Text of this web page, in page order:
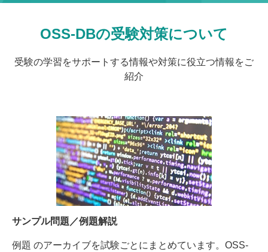
OSS-DBの受験対策について
受験の学習をサポートする情報や対策に役立つ情報をご
紹介
サンプル問題／例題解説
例題 のアーカイブを試験ごとにまとめています。OSS-